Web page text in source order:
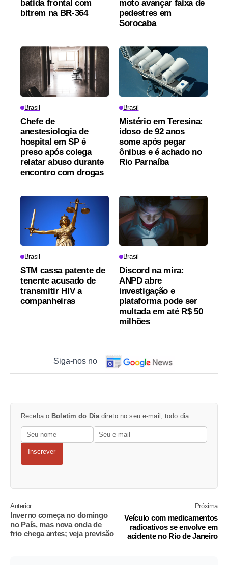
batida frontal com
bitrem na BR-364
moto avançar faixa de
pedestres em
Sorocaba
Brasil
Chefe de
anestesiologia de
hospital em SP é
preso após colega
relatar abuso durante
encontro com drogas
Brasil
Mistério em Teresina:
idoso de 92 anos
some após pegar
ônibus e é achado no
Rio Parnaíba
Brasil
STM cassa patente de
tenente acusado de
transmitir HIV a
companheiras
Brasil
Discord na mira:
ANPD abre
investigação e
plataforma pode ser
multada em até R$ 50
milhões
Siga-nos no
Receba o Boletim do Diadireto no seu e-mail, todo dia.
Inscrever
Anterior
Inverno começa no domingo
no País, mas nova onda de
frio chega antes; veja previsão
Próxima
Veículo com medicamentos
radioativos se envolve em
acidente no Rio de Janeiro